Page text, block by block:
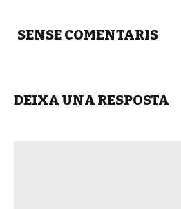
SENSE COMENTARIS
DEIXA UNA RESPOSTA